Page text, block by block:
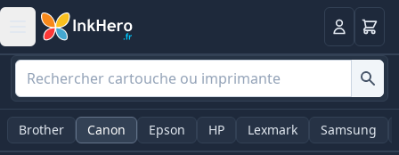
Panier
Brother Canon Epson HP Lexmark Samsung